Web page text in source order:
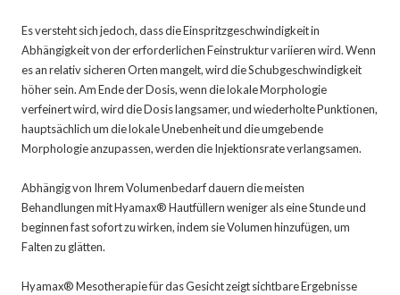
Es versteht sich jedoch, dass die Einspritzgeschwindigkeit in
Abhängigkeit von der erforderlichen Feinstruktur variieren wird. Wenn
es an relativ sicheren Orten mangelt, wird die Schubgeschwindigkeit
höher sein. Am Ende der Dosis, wenn die lokale Morphologie
verfeinert wird, wird die Dosis langsamer, und wiederholte Punktionen,
hauptsächlich um die lokale Unebenheit und die umgebende
Morphologie anzupassen, werden die Injektionsrate verlangsamen.
Abhängig von Ihrem Volumenbedarf dauern die meisten
Behandlungen mit Hyamax® Hautfüllern weniger als eine Stunde und
beginnen fast sofort zu wirken, indem sie Volumen hinzufügen, um
Falten zu glätten.
Hyamax® Mesotherapie für das Gesicht zeigt sichtbare Ergebnisse